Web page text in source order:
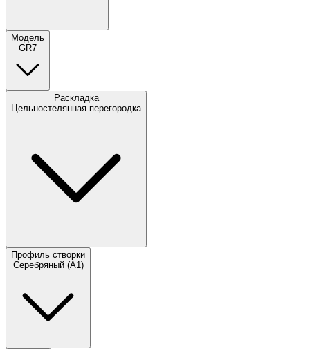
Модель
GR7
Раскладка
Цельностелянная перегородка
Профиль створки
Серебряный (A1)